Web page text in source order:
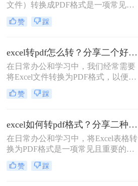
文件）转换成PDF格式是一项常见的
任务。PDF格式具有跨平台、跨设备
查看不变动格式的优势，非常适合用
怎样转换成pdf呢？本文将介绍三种将
电子表格转换成PDF的方法。
赞 踩
excel转pdf怎么转？分享二个好用的转换方法！
在日常办公和学习中，我们经常需要
将Excel文件转换为PDF格式，以便更
好地保存、分享和打印。那么excel转
pdf怎么转呢？本文将介绍两种将
赞 踩
excel如何转pdf格式？分享二种实用又高效的方法!
在日常办公和学习中，将Excel表格转
换为PDF格式是一项常见且重要的操
作。PDF格式因其高度的兼容性和稳
定性，能够确保表格在不同设备和操
赞 踩